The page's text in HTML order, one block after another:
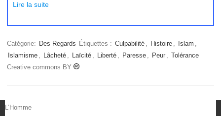
Lire la suite
Catégorie: Des Regards Étiquettes : Culpabilité , Histoire , Islam ,
Islamisme , Lâcheté , Laïcité , Liberté , Paresse , Peur , Tolérance
Creative commons BY
L’Homme